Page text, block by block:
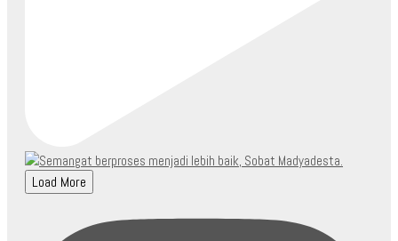
Load More